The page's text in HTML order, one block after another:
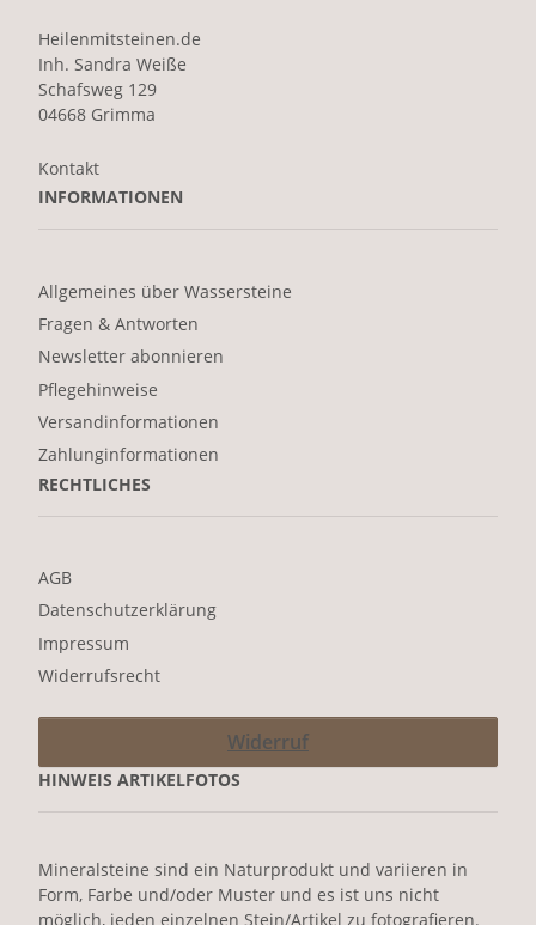
Heilenmitsteinen.de
Inh. Sandra Weiße
Schafsweg 129
04668 Grimma
Kontakt
INFORMATIONEN
Allgemeines über Wassersteine
Fragen & Antworten
Newsletter abonnieren
Pflegehinweise
Versandinformationen
Zahlunginformationen
RECHTLICHES
AGB
Datenschutzerklärung
Impressum
Widerrufsrecht
Widerruf
HINWEIS ARTIKELFOTOS
Mineralsteine sind ein Naturprodukt und variieren in
Form, Farbe und/oder Muster und es ist uns nicht
möglich, jeden einzelnen Stein/Artikel zu fotografieren.